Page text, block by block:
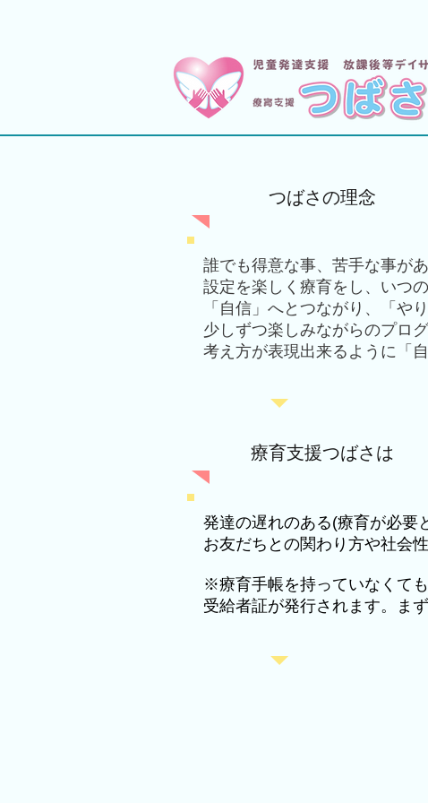
つばさの理念
誰でも得意な事、苦手な事が
設定を楽しく療育をし、いつ
「自信」へとつながり、「や
少しずつ楽しみながらのプロ
考え方が表現出来るように「
療育支援つばさは
発達の遅れのある(療育が必要
お友だちとの関わり方や社会
※療育手帳を持っていなくて
受給者証が発行されます。ま